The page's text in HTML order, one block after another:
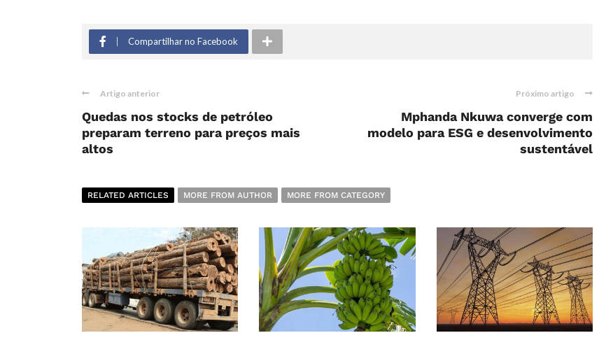
Compartilhar no Facebook
Artigo anterior
Quedas nos stocks de petróleo
preparam terreno para preços mais
altos
Próximo artigo
Mphanda Nkuwa converge com
modelo para ESG e desenvolvimento
sustentável
RELATED ARTICLES MORE FROM AUTHOR MORE FROM CATEGORY